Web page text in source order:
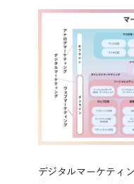
デジタルマーケティ